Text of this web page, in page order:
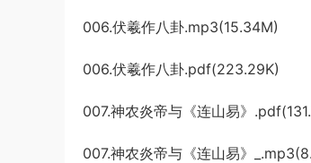
006.伏羲作八卦.mp3(15.34M)
006.伏羲作八卦.pdf(223.29K)
007.神农炎帝与《连山易》
007.神农炎帝与《连山易》